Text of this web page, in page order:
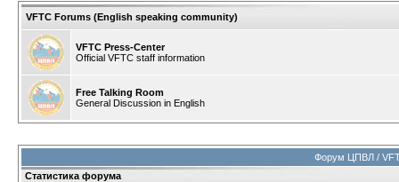
VFTC Forums (English speaking community)
VFTC Press-Center
Official VFTC staff information
Free Talking Room
General Discussion in English
Форум ЦПВЛ /
Статистика форума